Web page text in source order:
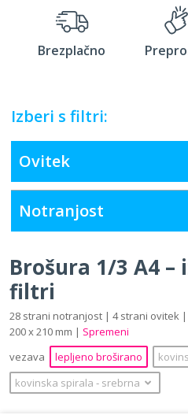
Brezplačno
Izberi s filtri:
Ovitek
Notranjost
Brošura 1/3 A4 –
filtri
28 strani notranjost | 4 strani ovitek
200 x 210 mm | Spremeni
vezava
lepljeno broširano
kovinska spirala ‐ srebrna